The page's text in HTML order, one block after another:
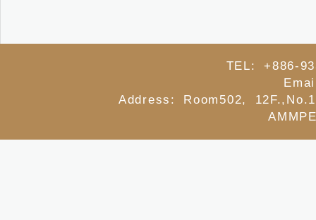
TEL: +886-
Address: Room502,